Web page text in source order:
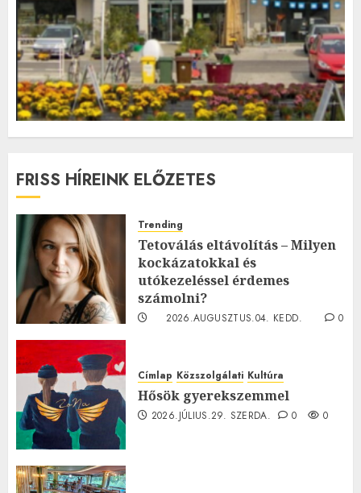
FRISS HÍREINK ELŐZETES
Trending
Tetoválás eltávolítás – Milyen
kockázatokkal és
utókezeléssel érdemes
számolni?
2026.AUGUSZTUS.04. KEDD.
0
Címlap Közszolgálati Kultúra
Hősök gyerekszemmel
2026.JÚLIUS.29. SZERDA. 0 0